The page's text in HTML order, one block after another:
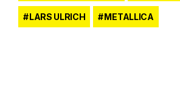
LARS ULRICH METALLICA